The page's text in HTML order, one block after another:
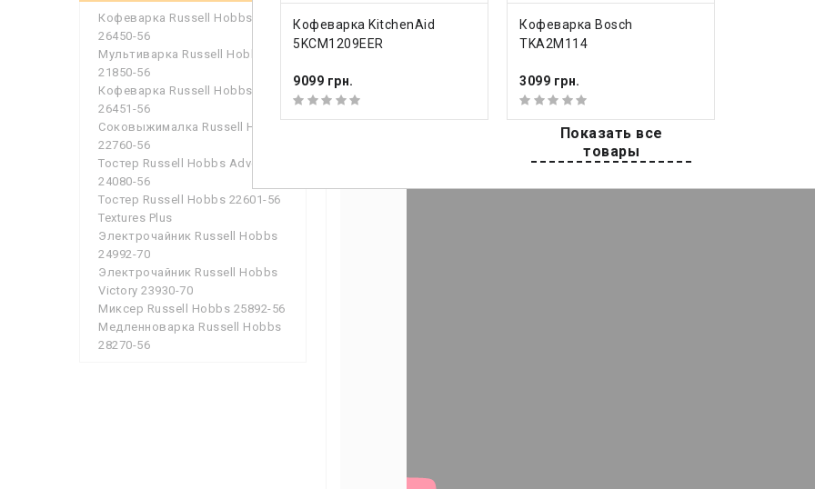
КУПИТЬ
Кофеварка KitchenAid
5KCM1209EER
9099 грн.
КУПИТЬ
Кофеварка Bosch
TKA2M114
3099 грн.
Показать все
товары
Кофеварка Russell Hobbs
26450-56
Мультиварка Russell Hobbs
21850-56
Кофеварка Russell Hobbs
26451-56
Соковыжималка Russell Hobbs
22760-56
Тостер Russell Hobbs Adventure
24080-56
Тостер Russell Hobbs 22601-56
Textures Plus
Электрочайник Russell Hobbs
24992-70
Электрочайник Russell Hobbs
Victory 23930-70
Миксер Russell Hobbs 25892-56
Медленноварка Russell Hobbs
28270-56
Кофеварка Russell Hobbs